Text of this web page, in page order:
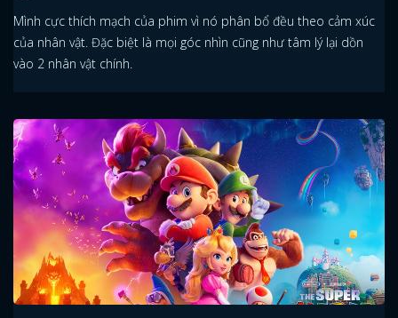
Mình cực thích mạch của phim vì nó phân bổ đều theo cảm xúc
của nhân vật. Đặc biệt là mọi góc nhìn cũng như tâm lý lại dồn
vào 2 nhân vật chính.